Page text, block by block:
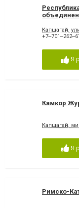
Капшагай,
Я
Камкор
Капшагай,
Я
Римско-